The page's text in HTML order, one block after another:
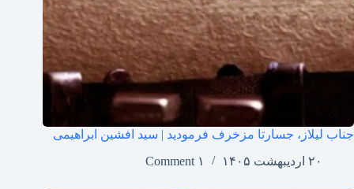
جناب لیلاز، جسارتا مزخرف فرمودید | سید افشین ابراهیمی
۲۰ اردیبهشت ۱۴۰۵
۱ Comment